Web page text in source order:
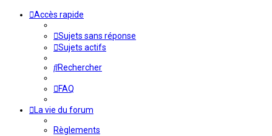
Accès rapide
Sujets sans réponse
Sujets actifs
Rechercher
FAQ
La vie du forum
Règlements